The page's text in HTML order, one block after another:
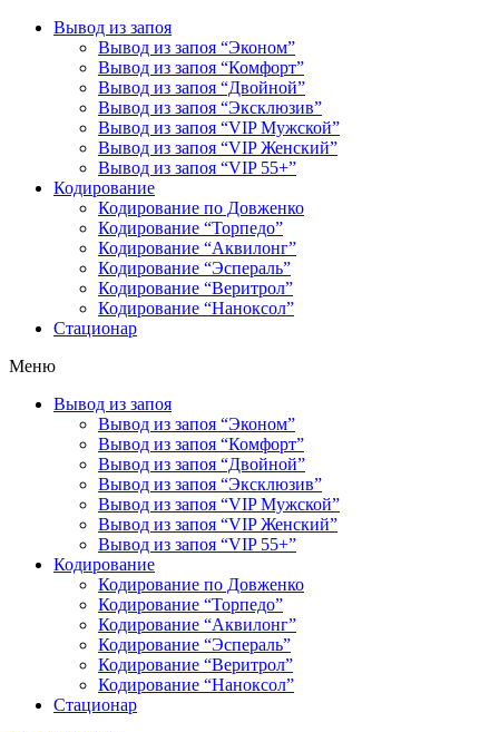
Вывод из запоя
Вывод из запоя “Эконом”
Вывод из запоя “Комфорт”
Вывод из запоя “Двойной”
Вывод из запоя “Эксклюзив”
Вывод из запоя “VIP Мужской”
Вывод из запоя “VIP Женский”
Вывод из запоя “VIP 55+”
Кодирование
Кодирование по Довженко
Кодирование “Торпедо”
Кодирование “Аквилонг”
Кодирование “Эспераль”
Кодирование “Веритрол”
Кодирование “Наноксол”
Стационар
Меню
Вывод из запоя
Вывод из запоя “Эконом”
Вывод из запоя “Комфорт”
Вывод из запоя “Двойной”
Вывод из запоя “Эксклюзив”
Вывод из запоя “VIP Мужской”
Вывод из запоя “VIP Женский”
Вывод из запоя “VIP 55+”
Кодирование
Кодирование по Довженко
Кодирование “Торпедо”
Кодирование “Аквилонг”
Кодирование “Эспераль”
Кодирование “Веритрол”
Кодирование “Наноксол”
Стационар